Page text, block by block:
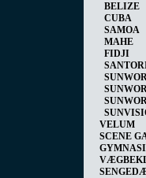
BELIZE
CUBA
SAMOA
MAHE
FIDJI
VELUM
SCENE